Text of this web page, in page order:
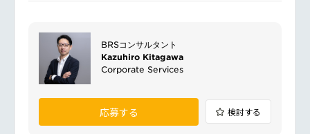
BRSコンサルタント
Kazuhiro Kitagawa
Corporate Services
応募する 検討する